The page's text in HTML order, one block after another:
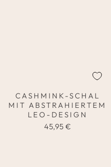
CASHMINK-SCHAL
MIT ABSTRAHIERTEM
LEO-DESIGN
45,95 €